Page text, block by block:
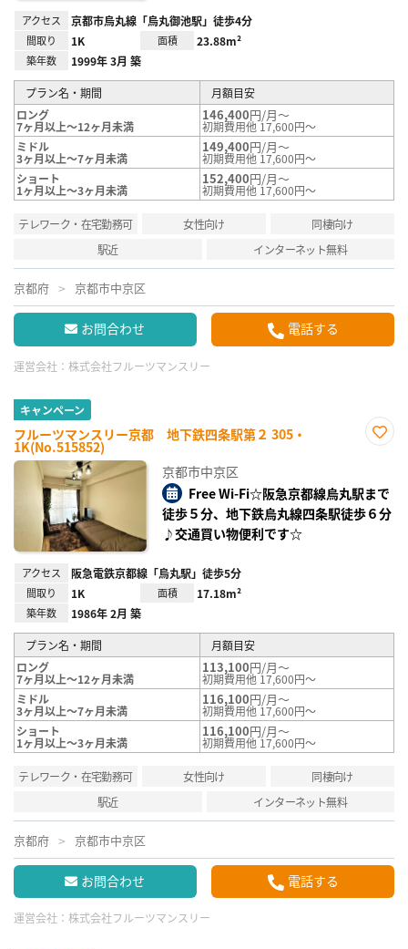
アクセス 京都市烏丸線「烏丸御池駅」徒歩4分
間取り 1K 面積 23.88m²
築年数 1999年 3月 築
プラン名・期間
月額目安
ロング
7ヶ月以上～12ヶ月未満
146,400円/月～
初期費用他 17,600円～
ミドル
3ヶ月以上～7ヶ月未満
149,400円/月～
初期費用他 17,600円～
ショート
1ヶ月以上～3ヶ月未満
152,400円/月～
初期費用他 17,600円～
テレワーク・在宅勤務可 女性向け
同棲向け
駅近
インターネット無料
京都府 京都市中京区
お問合わせ 電話する
運営会社： 株式会社フルーツマンスリー
キャンペーン
フルーツマンスリー京都 地下鉄四条駅第２ 305・
1K(No.515852)
録
京都市中京区
Free Wi-Fi☆阪急京都線烏丸駅まで
徒歩５分、地下鉄烏丸線四条駅徒歩６分
♪交通買い物便利です☆
アクセス 阪急電鉄京都線「烏丸駅」徒歩5分
間取り 1K 面積 17.18m²
築年数 1986年 2月 築
プラン名・期間
月額目安
ロング
7ヶ月以上～12ヶ月未満
113,100円/月～
初期費用他 17,600円～
ミドル
3ヶ月以上～7ヶ月未満
116,100円/月～
初期費用他 17,600円～
ショート
1ヶ月以上～3ヶ月未満
116,100円/月～
初期費用他 17,600円～
テレワーク・在宅勤務可 女性向け
同棲向け
駅近
インターネット無料
京都府 京都市中京区
お問合わせ 電話する
運営会社： 株式会社フルーツマンスリー